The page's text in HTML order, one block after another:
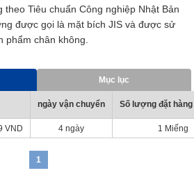
Tiêu chuẩn Công nghiệp Nhật Bản
được gọi là mặt bích JIS và được sử
phẩm chân không.
Mục lục
ngày vận chuyển Số lượng đặt
VND 4 ngày 1 Miếng
1